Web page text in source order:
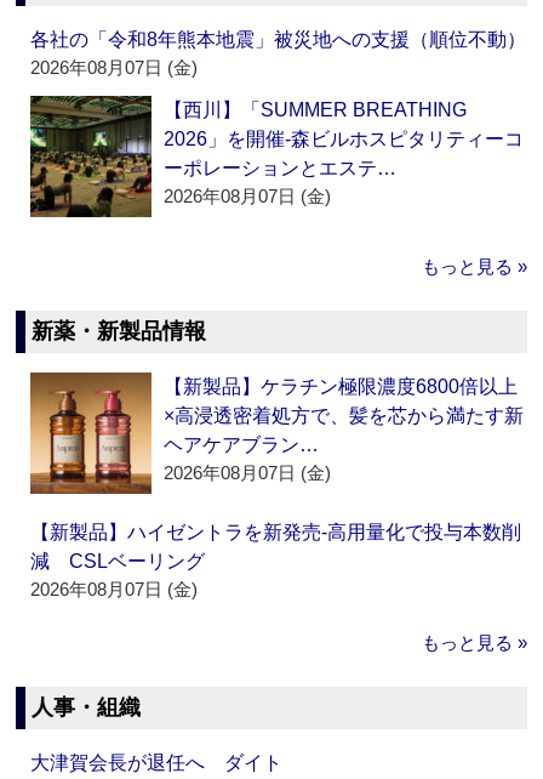
各社の「令和8年熊本地震」被災地への支援（順位不動）
2026年08月07日 (金)
【西川】「SUMMER BREATHING
2026」を開催‐森ビルホスピタリティーコ
ーポレーションとエステ…
2026年08月07日 (金)
もっと見る »
新薬・新製品情報
【新製品】ケラチン極限濃度6800倍以上
×高浸透密着処方で、髪を芯から満たす新
ヘアケアブラン…
2026年08月07日 (金)
【新製品】ハイゼントラを新発売‐高用量化で投与本数削
減 CSLベーリング
2026年08月07日 (金)
もっと見る »
人事・組織
大津賀会長が退任へ ダイト